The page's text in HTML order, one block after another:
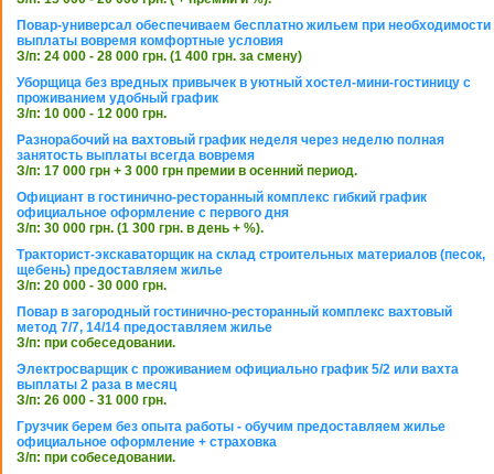
Повар-универсал обеспечиваем бесплатно жильем при необходимости
выплаты вовремя комфортные условия
З/п: 24 000 - 28 000 грн. (1 400 грн. за смену)
Уборщица без вредных привычек в уютный хостел-мини-гостиницу с
проживанием удобный график
З/п: 10 000 - 12 000 грн.
Разнорабочий на вахтовый график неделя через неделю полная
занятость выплаты всегда вовремя
З/п: 17 000 грн + 3 000 грн премии в осенний период.
Официант в гостинично-ресторанный комплекс гибкий график
официальное оформление с первого дня
З/п: 30 000 грн. (1 300 грн. в день + %).
Тракторист-экскаваторщик на склад строительных материалов (песок,
щебень) предоставляем жилье
З/п: 20 000 - 30 000 грн.
Повар в загородный гостинично-ресторанный комплекс вахтовый
метод 7/7, 14/14 предоставляем жилье
З/п: при собеседовании.
Электросварщик с проживанием официально график 5/2 или вахта
выплаты 2 раза в месяц
З/п: 26 000 - 31 000 грн.
Грузчик берем без опыта работы - обучим предоставляем жилье
официальное оформление + страховка
З/п: при собеседовании.